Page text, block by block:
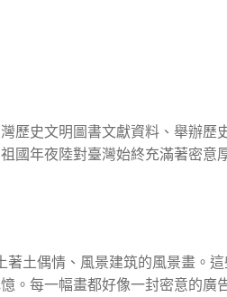
歷史文明圖書文獻資料、舉辦歷
國年夜陸對臺灣始終充滿著密意
土偶情、風景建筑的風景畫。
。每一幅畫都好像一封密意的廣